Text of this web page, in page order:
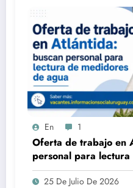
En 1
Oferta de trabajo en
personal para
agua
25 De Julio De 2026